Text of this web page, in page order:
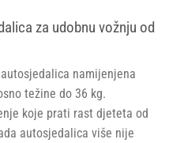
za udobnu vožnju od
namijenjena
težine do 36 kg.
koje prati rast djeteta od
autosjedalica više nije